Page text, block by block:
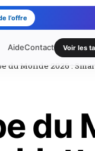
l’offre
AideContact Voir les
du Monde 2026 :
du